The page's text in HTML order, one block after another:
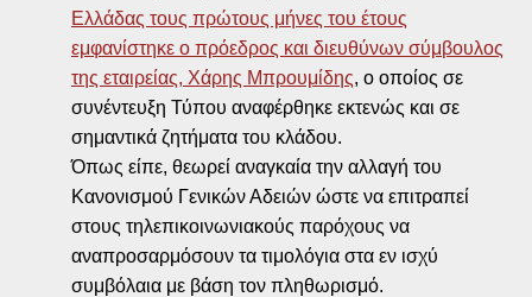
Ελλάδας τους πρώτους μήνες του έτους
εμφανίστηκε ο πρόεδρος και διευθύνων σύμβουλος
της εταιρείας, Χάρης Μπρουμίδης, ο οποίος σε
συνέντευξη Τύπου αναφέρθηκε εκτενώς και σε
σημαντικά ζητήματα του κλάδου.
Όπως είπε, θεωρεί αναγκαία την αλλαγή του
Κανονισμού Γενικών Αδειών ώστε να επιτραπεί
στους τηλεπικοινωνιακούς παρόχους να
αναπροσαρμόσουν τα τιμολόγια στα εν ισχύ
συμβόλαια με βάση τον πληθωρισμό.